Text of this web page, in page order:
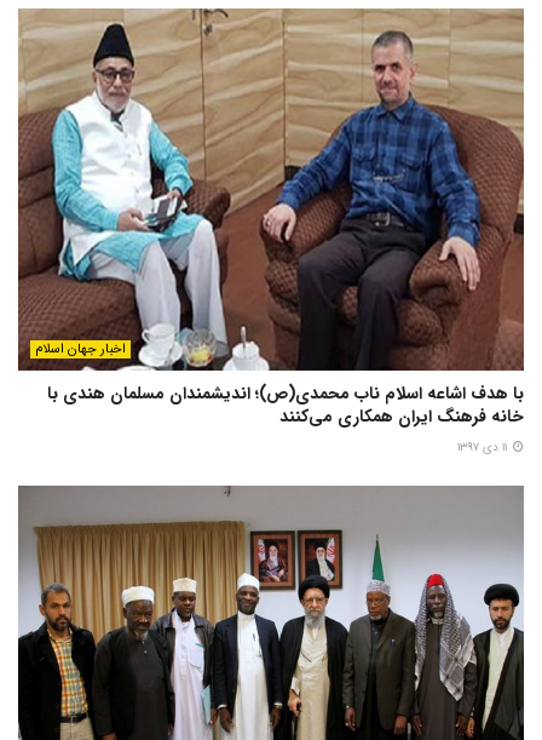
اخبار جهان اسلام
با هدف اشاعه اسلام ناب محمدی(ص)؛ اندیشمندان مسلمان هندی با
خانه فرهنگ ایران همکاری می‌کنند